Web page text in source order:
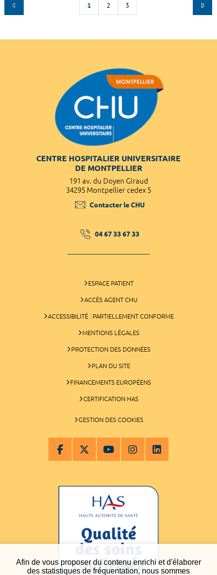
Afin de vous proposer du contenu enrichi et d'élaborer
des statistiques de fréquentation, nous sommes
1 2 3
CENTRE HOSPITALIER UNIVERSITAIRE
DE MONTPELLIER
191 av. du Doyen Giraud
34295 Montpellier cedex 5
Contacter le CHU
04 67 33 67 33
ESPACE PATIENT
ACCÈS AGENT CHU
ACCESSIBILITÉ : PARTIELLEMENT CONFORME
MENTIONS LÉGALES
PROTECTION DES DONNÉES
PLAN DU SITE
FINANCEMENTS EUROPÉENS
CERTIFICATION HAS
GESTION DES COOKIES